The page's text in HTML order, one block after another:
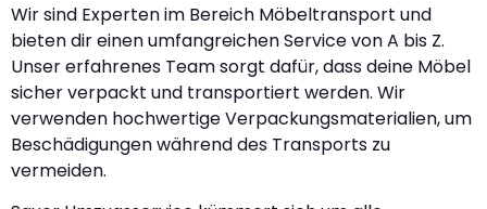
Wir sind Experten im Bereich Möbeltransport und
bieten dir einen umfangreichen Service von A bis Z.
Unser erfahrenes Team sorgt dafür, dass deine Möbel
sicher verpackt und transportiert werden. Wir
verwenden hochwertige Verpackungsmaterialien, um
Beschädigungen während des Transports zu
vermeiden.